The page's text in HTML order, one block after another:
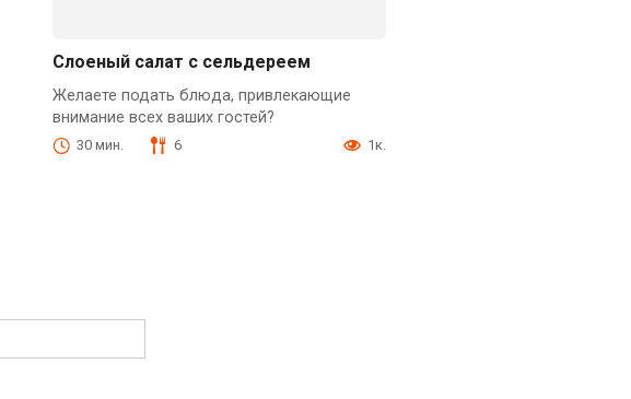
Слоеный салат с сельдереем
Желаете подать блюда, привлекающие
внимание всех ваших гостей?
30 мин. 6 1к.